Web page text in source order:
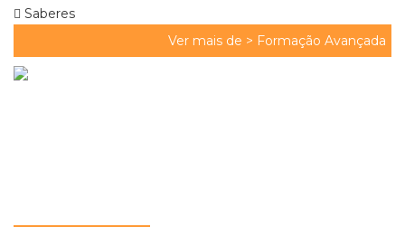
Saberes
Ver mais de > Formação Avançada